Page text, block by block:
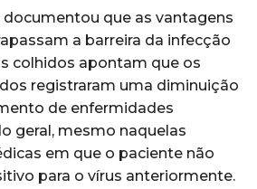
que as vantagens
a barreira da infecção
colhidos apontam que os
registraram uma diminuição
de enfermidades
geral, mesmo naquelas
em que o paciente não
para o vírus anteriormente.